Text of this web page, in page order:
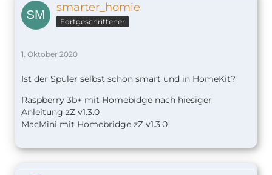
smarter_homie
Fortgeschrittener
1. Oktober 2020
Ist der Spüler selbst schon smart und in HomeKit?
Raspberry 3b+ mit Homebidge nach hiesiger
Anleitung zZ v1.3.0
MacMini mit Homebridge zZ v1.3.0